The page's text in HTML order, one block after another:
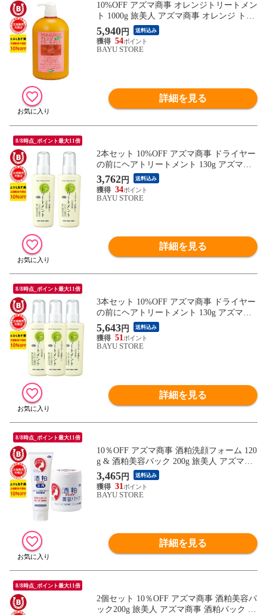
10%OFF アズマ商事 オレンジトリートメン
ト 1000g 旅美人 アズマ商事 オレンジ トリ
ートメント アズマ商事 オレンジの香り 旅
美人オレンジトリートメント オレンジ ア
ズマ商事オレンジトリートメント アズマ商
5,940円 送料込み
54
BAYU STORE
詳細を見る
8/8時点_ポイント最大11倍
2本セット 10%OFF アズマ商事 ドライヤー
の前にヘアトリートメント 130g アズマ商
事 旅美人 ヘアケア トリートメント 洗い流
さないトリートメント ヘアトリートメント
ヘアミルク 旅美人 アズマ商事トリートメ
3,762円 送料込み
34
BAYU STORE
詳細を見る
8/8時点_ポイント最大11倍
3本セット 10%OFF アズマ商事 ドライヤー
の前にヘアトリートメント 130g アズマ商
事 旅美人 ヘアケア トリートメント 洗い流
さないトリートメント ヘアトリートメント
ヘアミルク 旅美人 アズマ商事トリートメ
5,643円 送料込み
51
BAYU STORE
詳細を見る
8/8時点_ポイント最大11倍
10％OFF アズマ商事 酒粕洗顔フォーム 120
g & 酒粕美容パック 200g 旅美人 アズマ商
事 洗顔フォーム 洗顔クリーム 乾燥肌 敏感
肌 アズマ商事酒粕 旅美人酒粕 アズマ商事
酒粕シリーズ 酒粕洗顔 フェイスパック ア
3,465円 送料込み
31
BAYU STORE
詳細を見る
8/8時点_ポイント最大11倍
2個セット 10％OFF アズマ商事 酒粕美容パ
ック200g 旅美人 アズマ商事 酒粕パック 美